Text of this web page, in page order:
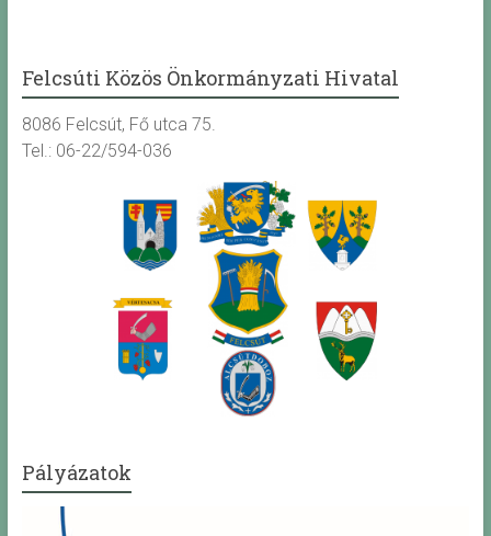
Felcsúti Közös Önkormányzati Hivatal
8086 Felcsút, Fő utca 75.
Tel.: 06-22/594-036
Pályázatok